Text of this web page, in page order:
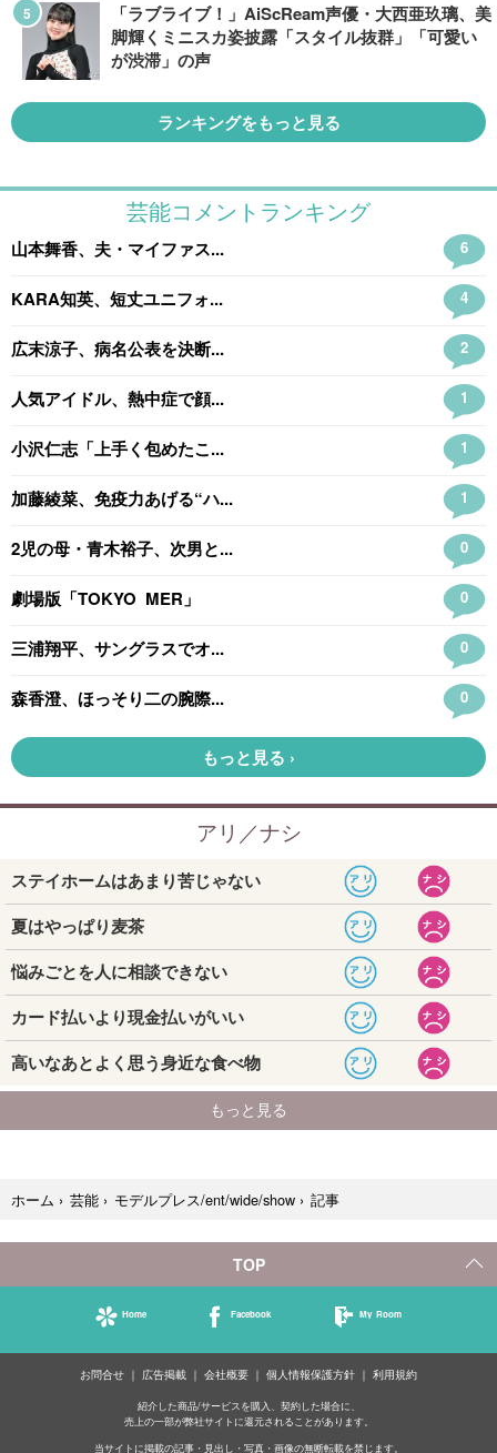
「ラブライブ！」AiScReam声優・大西亜玖璃、美
脚輝くミニスカ姿披露「スタイル抜群」「可愛い
が渋滞」の声
ランキングをもっと見る
ホーム › 芸能 › モデルプレス/ent/wide/show › 記事
TOP
Home Facebook My Room
お問合せ 広告掲載 会社概要 個人情報保護方針 利用規約
紹介した商品/サービスを購入、契約した場合に、
売上の一部が弊社サイトに還元されることがあります。
当サイトに掲載の記事・見出し・写真・画像の無断転載を禁じます。